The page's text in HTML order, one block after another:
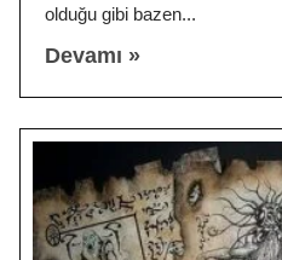
olduğu gibi bazen
Devamı »